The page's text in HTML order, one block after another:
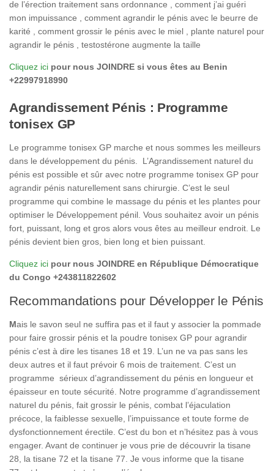
de l’érection traitement sans ordonnance , comment j’ai guéri
mon impuissance , comment agrandir le pénis avec le beurre de
karité , comment grossir le pénis avec le miel , plante naturel pour
agrandir le pénis , testostérone augmente la taille
Cliquez ici pour nous JOINDRE si vous êtes au Benin
+22997918990
Agrandissement Pénis : Programme
tonisex GP
Le programme tonisex GP marche et nous sommes les meilleurs
dans le développement du pénis. L’Agrandissement naturel du
pénis est possible et sûr avec notre programme tonisex GP pour
agrandir pénis naturellement sans chirurgie. C’est le seul
programme qui combine le massage du pénis et les plantes pour
optimiser le Développement pénil. Vous souhaitez avoir un pénis
fort, puissant, long et gros alors vous êtes au meilleur endroit. Le
pénis devient bien gros, bien long et bien puissant.
Cliquez ici pour nous JOINDRE en République Démocratique
du Congo +243811822602
Recommandations pour Développer le Pénis
Mais le savon seul ne suffira pas et il faut y associer la pommade
pour faire grossir pénis et la poudre tonisex GP pour agrandir
pénis c’est à dire les tisanes 18 et 19. L’un ne va pas sans les
deux autres et il faut prévoir 6 mois de traitement. C’est un
programme sérieux d’agrandissement du pénis en longueur et
épaisseur en toute sécurité. Notre programme d’agrandissement
naturel du pénis, fait grossir le pénis, combat l’éjaculation
précoce, la faiblesse sexuelle, l’impuissance et toute forme de
dysfonctionnement érectile. C’est du bon et n’hésitez pas à vous
engager. Avant de continuer je vous prie de découvrir la tisane
28, la tisane 72 et la tisane 77. Je vous informe que la tisane